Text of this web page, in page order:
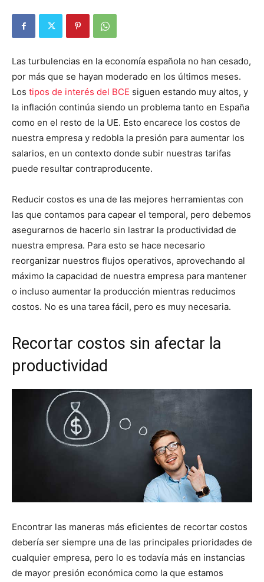
Las turbulencias en la economía española no han cesado,
por más que se hayan moderado en los últimos meses.
Los tipos de interés del BCE siguen estando muy altos, y
la inflación continúa siendo un problema tanto en España
como en el resto de la UE. Esto encarece los costos de
nuestra empresa y redobla la presión para aumentar los
salarios, en un contexto donde subir nuestras tarifas
puede resultar contraproducente.
Reducir costos es una de las mejores herramientas con
las que contamos para capear el temporal, pero debemos
asegurarnos de hacerlo sin lastrar la productividad de
nuestra empresa. Para esto se hace necesario
reorganizar nuestros flujos operativos, aprovechando al
máximo la capacidad de nuestra empresa para mantener
o incluso aumentar la producción mientras reducimos
costos. No es una tarea fácil, pero es muy necesaria.
Recortar costos sin afectar la
productividad
Encontrar las maneras más eficientes de recortar costos
debería ser siempre una de las principales prioridades de
cualquier empresa, pero lo es todavía más en instancias
de mayor presión económica como la que estamos